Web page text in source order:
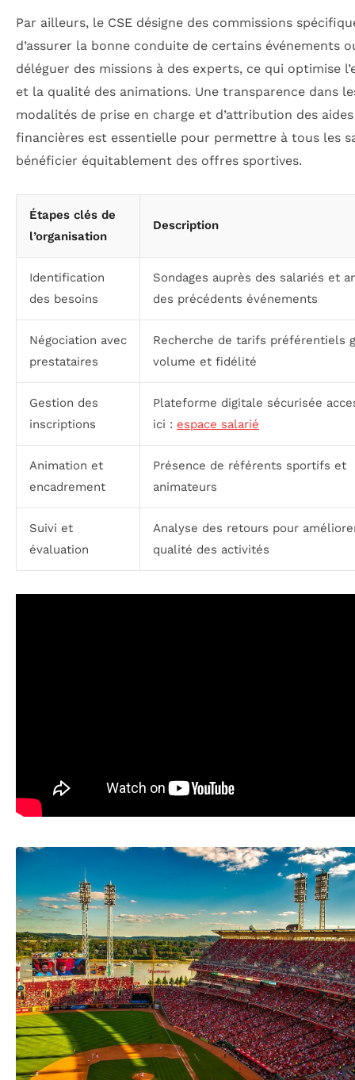
Par ailleurs, le CSE désigne des commissions
d’assurer la bonne conduite de certains événements
déléguer des missions à des experts, ce qui optimise
et la qualité des animations. Une transparence dans
modalités de prise en charge et d’attribution des aides
financières est essentielle pour permettre à tous les
bénéficier équitablement des offres sportives.
Étapes clés de
l’organisation
Description
Identification
des besoins
Sondages auprès des salariés et
des précédents événements
Négociation avec
prestataires
Recherche de tarifs préférentiels
volume et fidélité
Gestion des
inscriptions
Plateforme digitale sécurisée
ici : espace salarié
Animation et
encadrement
Présence de référents sportifs et
animateurs
Suivi et
évaluation
Analyse des retours pour
qualité des activités